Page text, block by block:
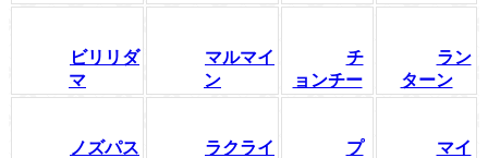
ビリリダ
マ
マルマイ
ン
チ
ョンチー
ラン
ターン
ノズパス ラクライ
プ
マイ